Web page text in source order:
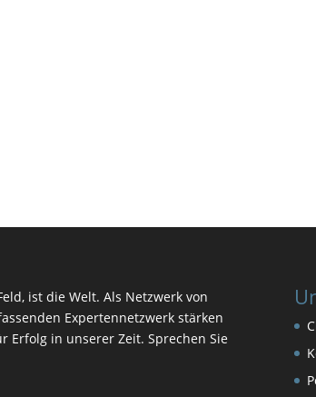
ist die Welt. Als Netzwerk von
Expertennetzwerk stärken
Erfolg in unserer Zeit. Sprechen Sie